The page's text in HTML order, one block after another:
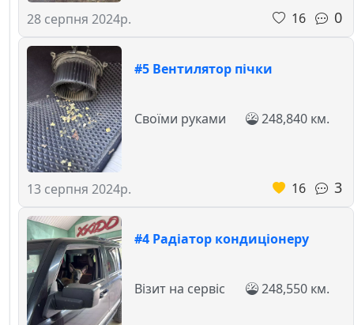
28 серпня 2024р. 16 0
#5 Вентилятор пічки
13 серпня 2024р.
Своїми руками 248,840 км.
16 3
#4 Радіатор кондиціонеру
Візит на сервіс 248,550 км.